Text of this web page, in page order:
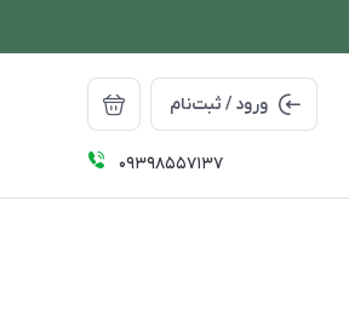
ورود / ثبت‌نام
09398557137